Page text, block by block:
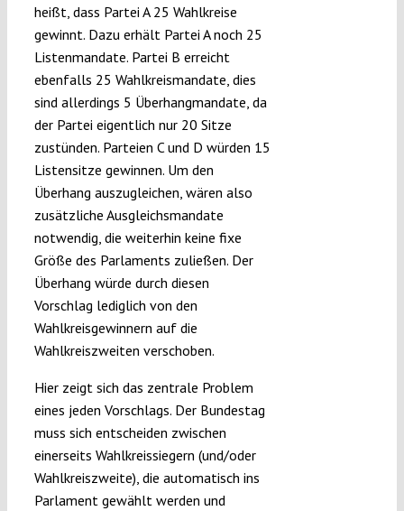
heißt, dass Partei A 25 Wahlkreise
gewinnt. Dazu erhält Partei A noch 25
Listenmandate. Partei B erreicht
ebenfalls 25 Wahlkreismandate, dies
sind allerdings 5 Überhangmandate, da
der Partei eigentlich nur 20 Sitze
zustünden. Parteien C und D würden 15
Listensitze gewinnen. Um den
Überhang auszugleichen, wären also
zusätzliche Ausgleichsmandate
notwendig, die weiterhin keine fixe
Größe des Parlaments zuließen. Der
Überhang würde durch diesen
Vorschlag lediglich von den
Wahlkreisgewinnern auf die
Wahlkreiszweiten verschoben.
Hier zeigt sich das zentrale Problem
eines jeden Vorschlags. Der Bundestag
muss sich entscheiden zwischen
einerseits Wahlkreissiegern (und/oder
Wahlkreiszweite), die automatisch ins
Parlament gewählt werden und